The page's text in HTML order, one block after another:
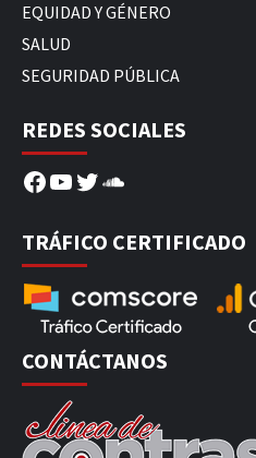
EQUIDAD Y GÉNERO
SALUD
SEGURIDAD PÚBLICA
REDES SOCIALES
Facebook
YouTube
Twitter
SoundCloud
TRÁFICO CERTIFICADO
CONTÁCTANOS